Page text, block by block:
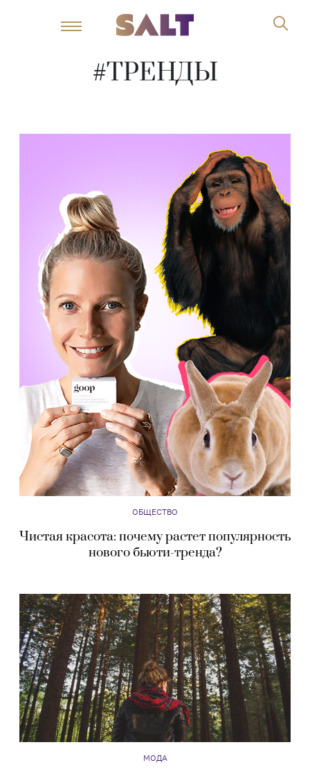
#ТРЕНДЫ
ОБЩЕСТВО
Чистая красота: почему растет популярность
нового бьюти-тренда?
МОДА